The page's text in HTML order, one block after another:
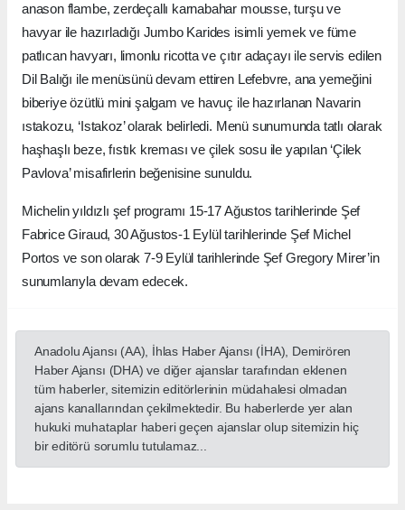
anason flambe, zerdeçallı karnabahar mousse, turşu ve
havyar ile hazırladığı Jumbo Karides isimli yemek ve füme
patlıcan havyarı, limonlu ricotta ve çıtır adaçayı ile servis edilen
Dil Balığı ile menüsünü devam ettiren Lefebvre, ana yemeğini
biberiye özütlü mini şalgam ve havuç ile hazırlanan Navarin
ıstakozu, ‘Istakoz’ olarak belirledi. Menü sunumunda tatlı olarak
haşhaşlı beze, fıstık kreması ve çilek sosu ile yapılan ‘Çilek
Pavlova’ misafirlerin beğenisine sunuldu.
Michelin yıldızlı şef programı 15-17 Ağustos tarihlerinde Şef
Fabrice Giraud, 30 Ağustos-1 Eylül tarihlerinde Şef Michel
Portos ve son olarak 7-9 Eylül tarihlerinde Şef Gregory Mirer’in
sunumlarıyla devam edecek.
Anadolu Ajansı (AA), İhlas Haber Ajansı (İHA), Demirören
Haber Ajansı (DHA) ve diğer ajanslar tarafından eklenen
tüm haberler, sitemizin editörlerinin müdahalesi olmadan
ajans kanallarından çekilmektedir. Bu haberlerde yer alan
hukuki muhataplar haberi geçen ajanslar olup sitemizin hiç
bir editörü sorumlu tutulamaz...